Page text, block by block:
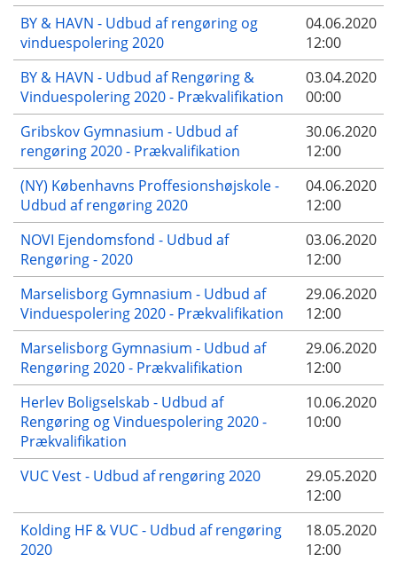
BY & HAVN - Udbud af rengøring og
vinduespolering 2020
04.06.2020
12:00
BY & HAVN - Udbud af Rengøring &
Vinduespolering 2020 - Prækvalifikation
03.04.2020
00:00
Gribskov Gymnasium - Udbud af
rengøring 2020 - Prækvalifikation
30.06.2020
12:00
(NY) Københavns Proffesionshøjskole -
Udbud af rengøring 2020
04.06.2020
12:00
NOVI Ejendomsfond - Udbud af
Rengøring - 2020
03.06.2020
12:00
Marselisborg Gymnasium - Udbud af
Vinduespolering 2020 - Prækvalifikation
29.06.2020
12:00
Marselisborg Gymnasium - Udbud af
Rengøring 2020 - Prækvalifikation
29.06.2020
12:00
Herlev Boligselskab - Udbud af
Rengøring og Vinduespolering 2020 -
Prækvalifikation
10.06.2020
10:00
VUC Vest - Udbud af rengøring 2020
29.05.2020
12:00
Kolding HF & VUC - Udbud af rengøring
2020
18.05.2020
12:00